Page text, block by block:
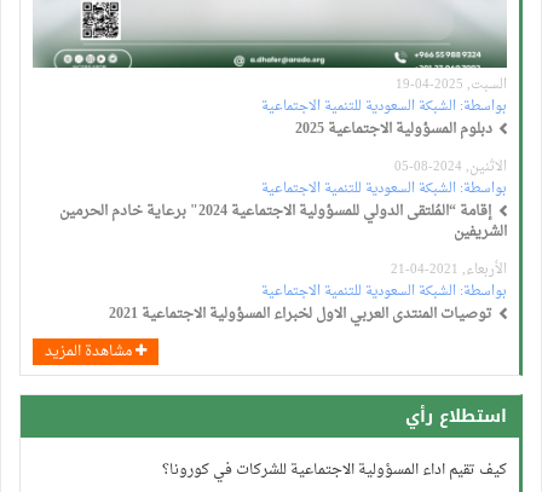
السبت, 2025-04-19
بواسطة:الشبكة السعودية للتنمية الاجتماعية
دبلوم المسؤولية الاجتماعية 2025
الاثنين, 2024-08-05
بواسطة:الشبكة السعودية للتنمية الاجتماعية
إقامة “المُلتقى الدولي للمسؤولية الاجتماعية 2024" برعاية خادم الحرمين
الشريفين
الأربعاء, 2021-04-21
بواسطة:الشبكة السعودية للتنمية الاجتماعية
توصيات المنتدى العربي الاول لخبراء المسؤولية الاجتماعية 2021
مشاهدة المزيد
استطلاع رأي
كيف تقيم اداء المسؤولية الاجتماعية للشركات في كورونا؟